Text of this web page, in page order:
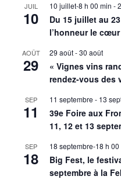
JUIL
10
10 juillet-8 h 00 min -
Du 15 juillet au
l’honneur le
AOÛT
29
29 août-30 août
« Vignes vins
rendez-vous des
SEP
11
11 septembre - 13
39e Foire aux
11, 12 et 13
SEP
18
18 septembre-18 h 00
Big Fest, le
septembre à la